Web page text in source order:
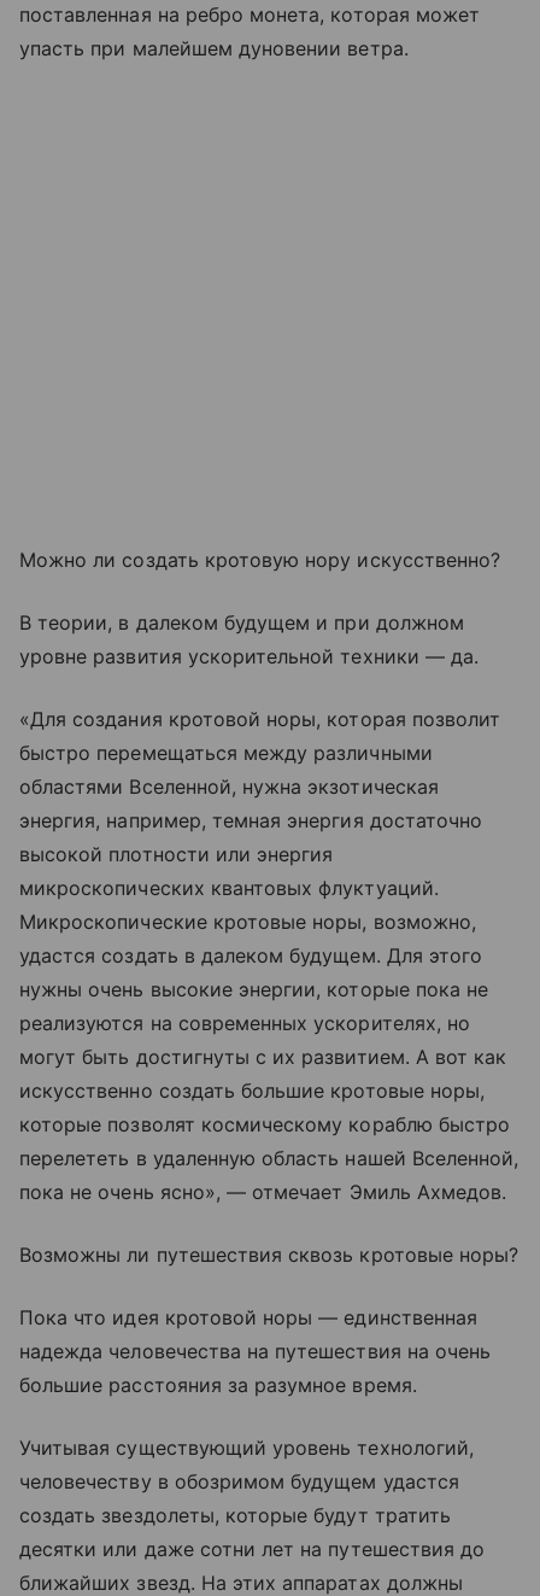
поставленная на ребро монета, которая может
упасть при малейшем дуновении ветра.
Можно ли создать кротовую нору искусственно?
В теории, в далеком будущем и при должном
уровне развития ускорительной техники — да.
«Для создания кротовой норы, которая позволит
быстро перемещаться между различными
областями Вселенной, нужна экзотическая
энергия, например, темная энергия достаточно
высокой плотности или энергия
микроскопических квантовых флуктуаций.
Микроскопические кротовые норы, возможно,
удастся создать в далеком будущем. Для этого
нужны очень высокие энергии, которые пока не
реализуются на современных ускорителях, но
могут быть достигнуты с их развитием. А вот как
искусственно создать большие кротовые норы,
которые позволят космическому кораблю быстро
перелететь в удаленную область нашей Вселенной,
пока не очень ясно», — отмечает Эмиль Ахмедов.
Возможны ли путешествия сквозь кротовые норы?
Пока что идея кротовой норы — единственная
надежда человечества на путешествия на очень
большие расстояния за разумное время.
Учитывая существующий уровень технологий,
человечеству в обозримом будущем удастся
создать звездолеты, которые будут тратить
десятки или даже сотни лет на путешествия до
ближайших звезд. На этих аппаратах должны